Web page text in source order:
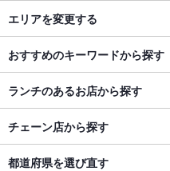
エリアを変更する
おすすめのキーワードから探す
ランチのあるお店から探す
チェーン店から探す
都道府県を選び直す